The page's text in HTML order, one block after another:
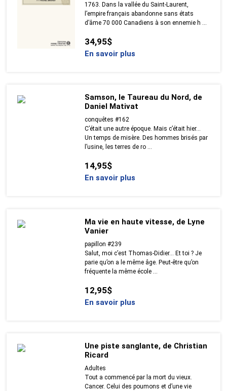
1763. Dans la vallée du Saint-Laurent,
l’empire français abandonne sans états
d’âme 70 000 Canadiens à son ennemie h ...
34,95$
En savoir plus
Samson, le Taureau du Nord, de
Daniel Mativat
conquêtes #162
C’était une autre époque. Mais c’était hier…
Un temps de misère. Des hommes brisés par
l’usine, les terres de ro ...
14,95$
En savoir plus
Ma vie en haute vitesse, de Lyne
Vanier
papillon #239
Salut, moi c’est Thomas-Didier… Et toi ? Je
parie qu’on a le même âge. Peut-être qu’on
fréquente la même école ...
12,95$
En savoir plus
Une piste sanglante, de Christian
Ricard
Adultes
Tout a commencé par la mort du vieux.
Cancer. Celui des poumons et d’une vie